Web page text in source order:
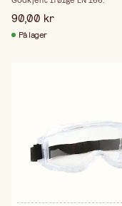
90,00 kr
På lager